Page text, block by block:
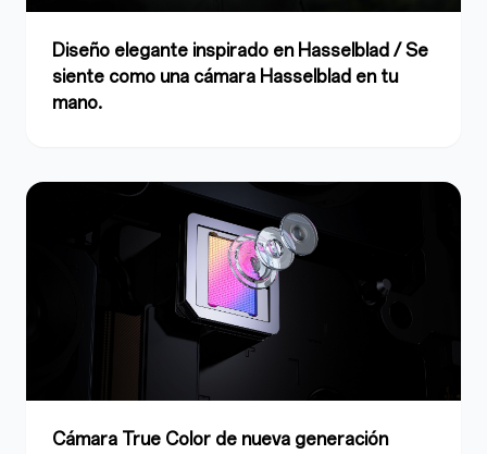
Diseño elegante inspirado en Hasselblad / Se
siente como una cámara Hasselblad en tu
mano.
Cámara True Color de nueva generación